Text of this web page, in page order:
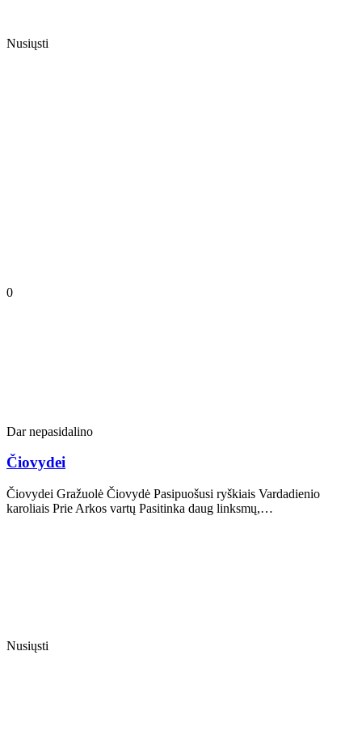
Nusiųsti
0
Dar nepasidalino
Čiovydei
Čiovydei Gražuolė Čiovydė Pasipuošusi ryškiais Vardadienio
karoliais Prie Arkos vartų Pasitinka daug linksmų,…
Nusiųsti